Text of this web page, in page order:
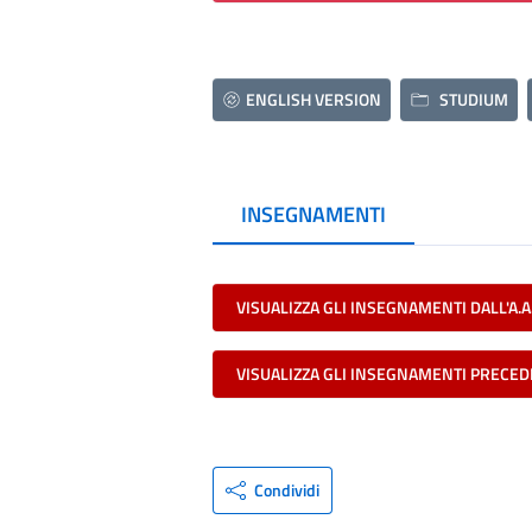
ENGLISH VERSION STUDIUM
INSEGNAMENTI
VISUALIZZA GLI INSEGNAMENTI
VISUALIZZA GLI INSEGNAMENTI
Condividi